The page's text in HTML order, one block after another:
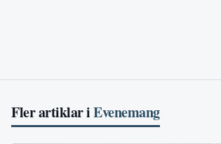
Fler artiklar iEvenemang